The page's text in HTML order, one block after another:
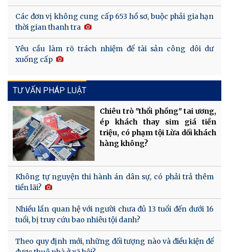
Các đơn vị không cung cấp 653 hồ sơ, buộc phải gia hạn
thời gian thanh tra
Yêu cầu làm rõ trách nhiệm để tài sản công dôi dư
xuống cấp
TƯ VẤN PHÁP LUẬT
Chiêu trò "thổi phồng" tai ương,
ép khách thay sim giá tiền
triệu, có phạm tội Lừa dối khách
hàng không?
Không tự nguyện thi hành án dân sự, có phải trả thêm
tiền lãi?
Nhiều lần quan hệ với người chưa đủ 13 tuổi đến dưới 16
tuổi, bị truy cứu bao nhiêu tội danh?
Theo quy định mới, những đối tượng nào và điều kiện để